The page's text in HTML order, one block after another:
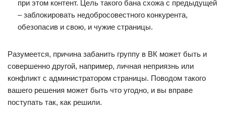
при этом контент. Цель такого бана схожа с предыдущей
– заблокировать недобросовестного конкурента,
обезопасив и свою, и чужие страницы.
Разумеется, причина забанить группу в ВК может быть и
совершенно другой, например, личная неприязнь или
конфликт с администратором страницы. Поводом такого
вашего решения может быть что угодно, и вы вправе
поступать так, как решили.